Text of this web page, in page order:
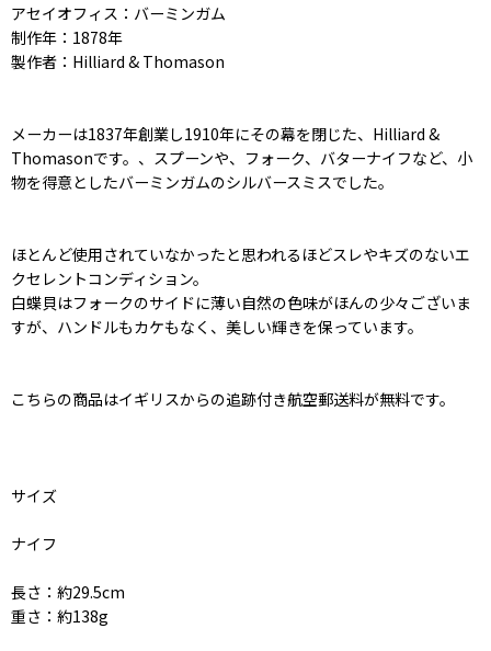
アセイオフィス：バーミンガム
制作年：1878年
製作者：Hilliard & Thomason
メーカーは1837年創業し1910年にその幕を閉じた、Hilliard &
Thomasonです。、スプーンや、フォーク、バターナイフなど、小
物を得意としたバーミンガムのシルバースミスでした。
ほとんど使用されていなかったと思われるほどスレやキズのないエ
クセレントコンディション。
白蝶貝はフォークのサイドに薄い自然の色味がほんの少々ございま
すが、ハンドルもカケもなく、美しい輝きを保っています。
こちらの商品はイギリスからの追跡付き航空郵送料が無料です。
サイズ
ナイフ
長さ：約29.5cm
重さ：約138g